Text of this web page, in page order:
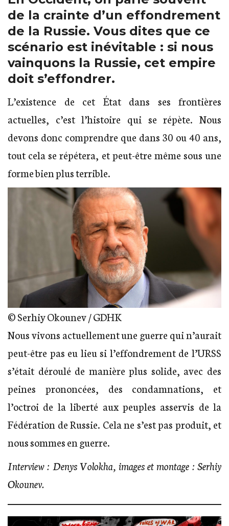
de la crainte d’un effondrement
de la Russie. Vous dites que ce
scénario est inévitable : si nous
vainquons la Russie, cet empire
doit s’effondrer.
L’existence de cet État dans ses frontières
actuelles, c’est l’histoire qui se répète. Nous
devons donc comprendre que dans 30 ou 40 ans,
tout cela se répétera, et peut-être même sous une
forme bien plus terrible.
© Serhiy Okounev / GDHK
Nous vivons actuellement une guerre qui n’aurait
peut-être pas eu lieu si l’effondrement de l’URSS
s’était déroulé de manière plus solide, avec des
peines prononcées, des condamnations, et
l’octroi de la liberté aux peuples asservis de la
Fédération de Russie. Cela ne s’est pas produit, et
nous sommes en guerre.
Interview : Denys Volokha, images et montage : Serhiy
Okounev.